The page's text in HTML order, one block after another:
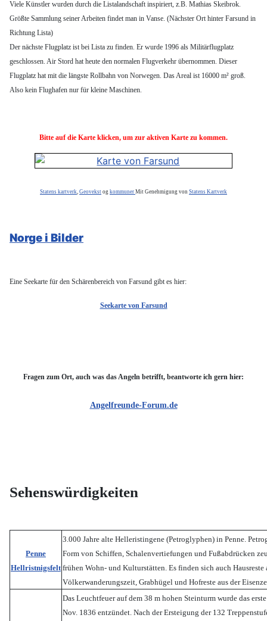
Viele Künstler wurden durch die Listalandschaft inspiriert, z.B. Mathias Skeibrok.
Größte Sammlung seiner Arbeiten findet man in Vanse. (Nächster Ort hinter Farsund in
Richtung Lista)
Der nächste Flugplatz ist bei Lista zu finden. Er wurde 1996 als Militärflugplatz
geschlossen. Air Stord hat heute den normalen Flugverkehr übernommen. Dieser
Flugplatz hat mit die längste Rollbahn von Norwegen. Das Areal ist 16000 m² groß.
Also kein Flughafen nur für kleine Maschinen.
Bitte auf die Karte klicken, um zur aktiven Karte zu kommen.
Statens kartverk Geovekst og kommuner Mit Genehmigung von Statens Kartverk
Norge i Bilder
Eine Seekarte für den Schärenbereich von Farsund gibt es hier:
Seekarte von Farsund
Fragen zum Ort, auch was das Angeln betrifft, beantworte ich gern hier:
Angelfreunde-Forum.de
Sehenswürdigkeiten
Penne
Hellristnigsfelt
3.000 Jahre alte Helleristingene (Petroglyphen) in Penne.
Form von Schiffen, Schalenvertiefungen und Fußabdrücken
frühen Wohn- und Kulturstätten. Es finden sich auch Hausreste
Völkerwanderungszeit, Grabhügel und Hofreste aus der
Das Leuchtfeuer auf dem 38 m hohen Steinturm wurde das
Nov. 1836 entzündet. Nach der Ersteigung der 132